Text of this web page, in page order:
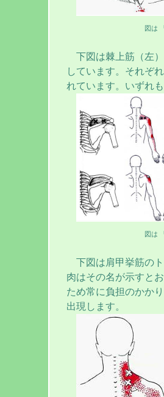
図は
下図は棘上筋（左
しています。それぞ
れています。いずれ
図は
下図は肩甲挙筋の
肉はその名が示すと
ため常に負担のかか
出現します。